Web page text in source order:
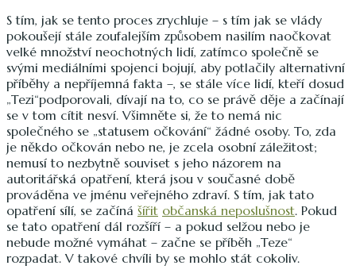
S tím, jak se tento proces zrychluje – s tím jak se vlády
pokoušejí stále zoufalejším způsobem nasilím naočkovat
velké množství neochotných lidí, zatímco společně se
svými mediálními spojenci bojují, aby potlačily alternativní
příběhy a nepříjemná fakta –, se stále více lidí, kteří dosud
„Tezi“podporovali, dívají na to, co se právě děje a začínají
se v tom cítit nesví. Všimněte si, že to nemá nic
společného se „statusem očkování“ žádné osoby. To, zda
je někdo očkován nebo ne, je zcela osobní záležitost;
nemusí to nezbytně souviset s jeho názorem na
autoritářská opatření, která jsou v současné době
prováděna ve jménu veřejného zdraví. S tím, jak tato
opatření sílí, se začíná šířit občanská neposlušnost. Pokud
se tato opatření dál rozšíří – a pokud selžou nebo je
nebude možné vymáhat – začne se příběh „Teze“
rozpadat. V takové chvíli by se mohlo stát cokoliv.